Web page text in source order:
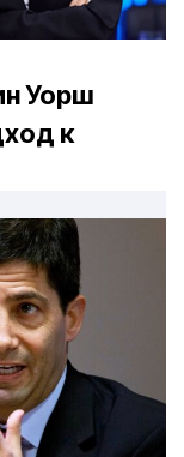
Уорш
к